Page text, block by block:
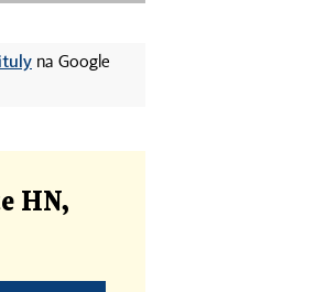
na Google
HN,